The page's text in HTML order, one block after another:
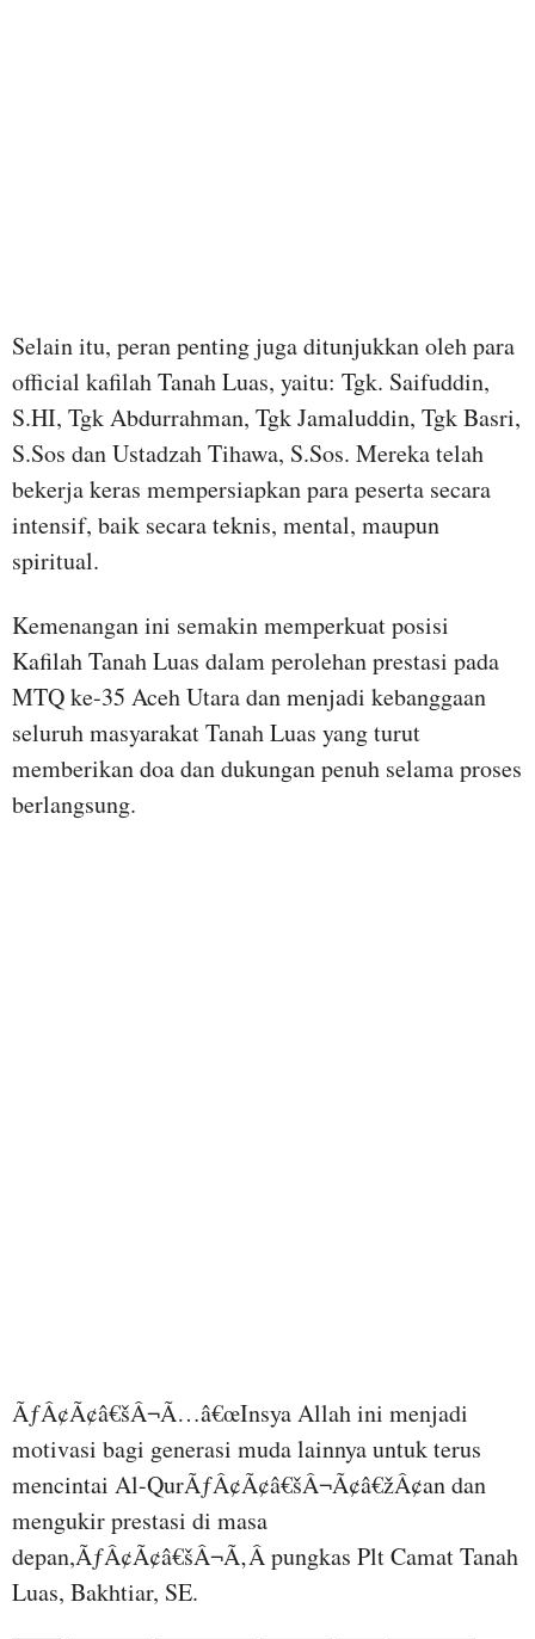
Selain itu, peran penting juga ditunjukkan oleh para
official kafilah Tanah Luas, yaitu: Tgk. Saifuddin,
S.HI, Tgk Abdurrahman, Tgk Jamaluddin, Tgk Basri,
S.Sos dan Ustadzah Tihawa, S.Sos. Mereka telah
bekerja keras mempersiapkan para peserta secara
intensif, baik secara teknis, mental, maupun
spiritual.
Kemenangan ini semakin memperkuat posisi
Kafilah Tanah Luas dalam perolehan prestasi pada
MTQ ke-35 Aceh Utara dan menjadi kebanggaan
seluruh masyarakat Tanah Luas yang turut
memberikan doa dan dukungan penuh selama proses
berlangsung.
ÃƒÂ¢Ã¢â€šÂ¬Ã…â€œInsya Allah ini menjadi
motivasi bagi generasi muda lainnya untuk terus
mencintai Al-QurÃƒÂ¢Ã¢â€šÂ¬Ã¢â€žÂ¢an dan
mengukir prestasi di masa
depan,ÃƒÂ¢Ã¢â€šÂ¬Ã‚Â pungkas Plt Camat Tanah
Luas, Bakhtiar, SE.